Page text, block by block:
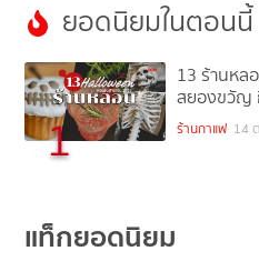
ยอดนิยมในตอนนี้
1
13 ร้านหล
สยองขวัญ
ร้านกาแฟ 14
แท็กยอดนิยม